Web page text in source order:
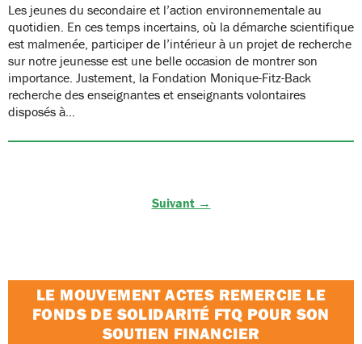
Les jeunes du secondaire et l’action environnementale au
quotidien. En ces temps incertains, où la démarche scientifique
est malmenée, participer de l’intérieur à un projet de recherche
sur notre jeunesse est une belle occasion de montrer son
importance. Justement, la Fondation Monique-Fitz-Back
recherche des enseignantes et enseignants volontaires
disposés à…
Suivant →
LE MOUVEMENT ACTES REMERCIE LE
FONDS DE SOLIDARITÉ FTQ POUR SON
SOUTIEN FINANCIER